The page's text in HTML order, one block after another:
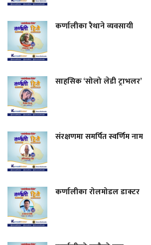
कर्णालीका रैथाने व्यवसायी
साहसिक ‘सोलो लेडी ट्राभलर’
संरक्षणमा समर्पित स्वर्णिम नाम
कर्णालीका रोलमोडल डाक्टर